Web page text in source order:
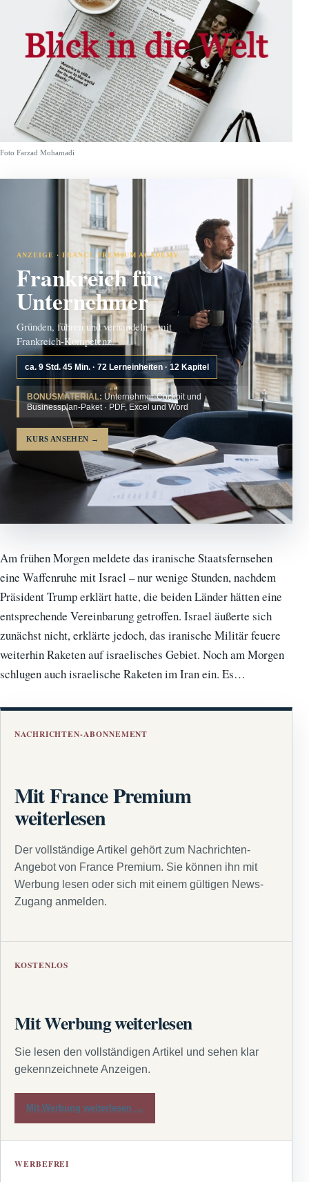
Foto Farzad Mohamadi
ANZEIGE · FRANCE PREMIUM ACADEMY
Frankreich für
Unternehmer
Gründen, führen und verhandeln – mit
Frankreich-Kompetenz.
ca. 9 Std. 45 Min. · 72 Lerneinheiten · 12 Kapitel
BONUSMATERIAL: Unternehmer-Cockpit und
Businessplan-Paket · PDF, Excel und Word
KURS ANSEHEN →
Am frühen Morgen meldete das iranische Staatsfernsehen
eine Waffenruhe mit Israel – nur wenige Stunden, nachdem
Präsident Trump erklärt hatte, die beiden Länder hätten eine
entsprechende Vereinbarung getroffen. Israel äußerte sich
zunächst nicht, erklärte jedoch, das iranische Militär feuere
weiterhin Raketen auf israelisches Gebiet. Noch am Morgen
schlugen auch israelische Raketen im Iran ein. Es…
NACHRICHTEN-ABONNEMENT
Mit France Premium
weiterlesen
Der vollständige Artikel gehört zum Nachrichten-
Angebot von France Premium. Sie können ihn mit
Werbung lesen oder sich mit einem gültigen News-
Zugang anmelden.
KOSTENLOS
Mit Werbung weiterlesen
Sie lesen den vollständigen Artikel und sehen klar
gekennzeichnete Anzeigen.
Mit Werbung weiterlesen →
WERBEFREI